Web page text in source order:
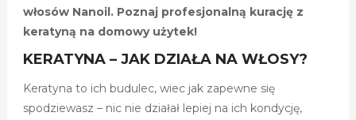
włosów Nanoil. Poznaj profesjonalną kurację z
keratyną na domowy użytek!
KERATYNA – JAK DZIAŁA NA WŁOSY?
Keratyna to ich budulec, wiec jak zapewne się
spodziewasz – nic nie działał lepiej na ich kondycję,